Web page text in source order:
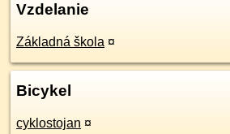
Vzdelanie
Základná škola ¤
Bicykel
cyklostojan ¤